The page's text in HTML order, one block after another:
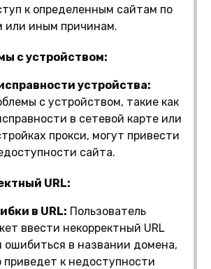
к определенным сайтам по
или иным причинам.
с устройством:
устройства:
с устройством, такие как
в сетевой карте или
прокси, могут привести
сайта.
URL:
в URL: Пользователь
ввести некорректный URL
ошибиться в названии домена,
приведет к недоступности